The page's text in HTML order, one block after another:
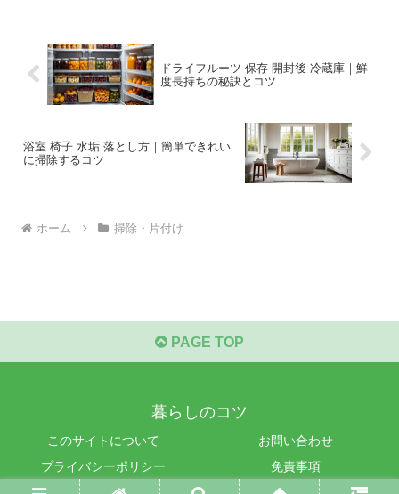
ドライフルーツ 保存 開封後 冷蔵庫｜鮮
度長持ちの秘訣とコツ
浴室 椅子 水垢 落とし方｜簡単できれい
に掃除するコツ
ホーム 掃除・片付け
PAGE TOP
暮らしのコツ
このサイトについて
お問い合わせ
プライバシーポリシー
免責事項